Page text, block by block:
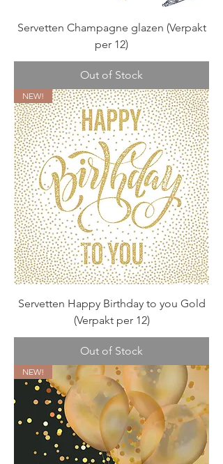
Servetten Champagne glazen (Verpakt
per 12)
Out of Stock
NEW!
Servetten Happy Birthday to you Gold
(Verpakt per 12)
Out of Stock
NEW!